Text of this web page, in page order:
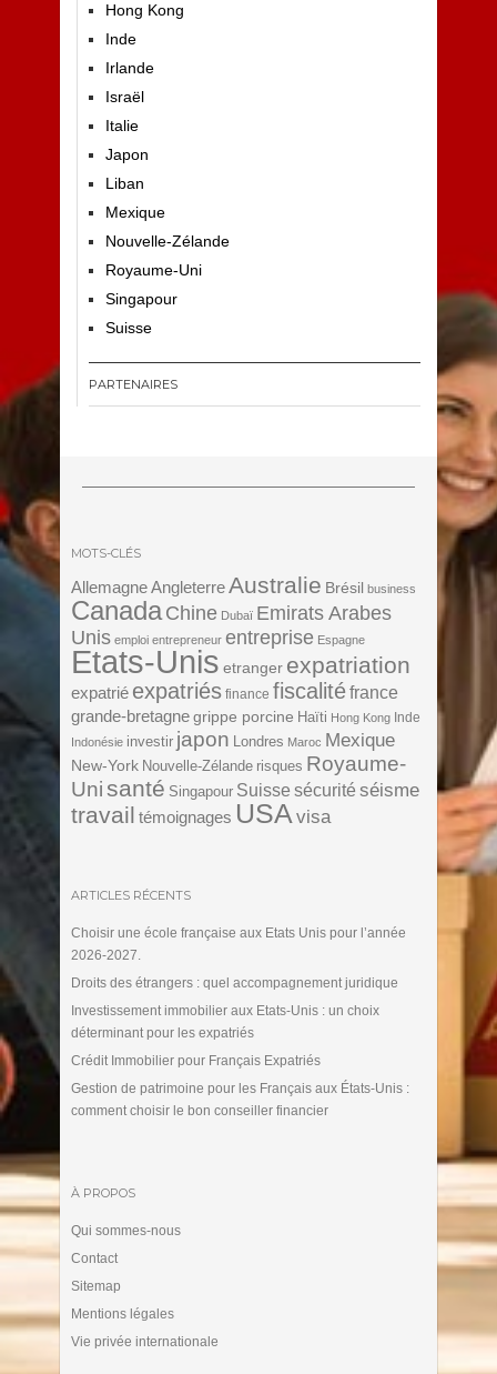
Hong Kong
Inde
Irlande
Israël
Italie
Japon
Liban
Mexique
Nouvelle-Zélande
Royaume-Uni
Singapour
Suisse
PARTENAIRES
MOTS-CLÉS
Allemagne AngleterreAustralie Brésil business
Canada Chine Dubaï Emirats Arabes
Unis emploi entrepreneur entreprise Espagne
Etats-Unis etranger expatriation
expatrié expatriés finance fiscalitéfrance
grande-bretagne grippe porcine Haïti Hong Kong Inde
Indonésie investir japon Londres Maroc Mexique
New-York Nouvelle-Zélande risques Royaume-
Unisanté Singapour Suisse sécurité séisme
travail témoignages USA visa
ARTICLES RÉCENTS
Choisir une école française aux Etats Unis pour l’année
2026-2027.
Droits des étrangers : quel accompagnement juridique
Investissement immobilier aux Etats-Unis : un choix
déterminant pour les expatriés
Crédit Immobilier pour Français Expatriés
Gestion de patrimoine pour les Français aux États-Unis :
comment choisir le bon conseiller financier
À PROPOS
Qui sommes-nous
Contact
Sitemap
Mentions légales
Vie privée internationale